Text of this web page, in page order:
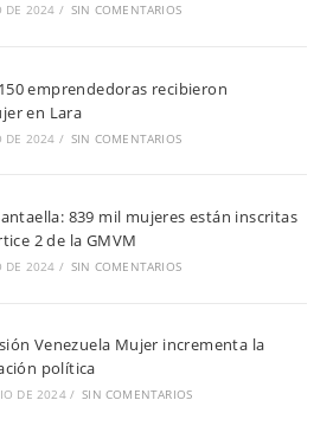
DE 2024 / SIN COMENTARIOS
emprendedoras recibieron
en Lara
DE 2024 / SIN COMENTARIOS
839 mil mujeres están inscritas
2 de la GMVM
DE 2024 / SIN COMENTARIOS
Venezuela Mujer incrementa la
política
DE 2024 / SIN COMENTARIOS